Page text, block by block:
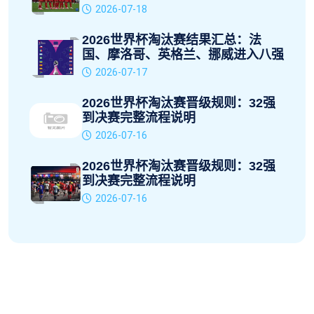
2026-07-18
2026世界杯淘汰赛结果汇总：法
国、摩洛哥、英格兰、挪威进入八强
2026-07-17
2026世界杯淘汰赛晋级规则：32强
到决赛完整流程说明
2026-07-16
2026世界杯淘汰赛晋级规则：32强
到决赛完整流程说明
2026-07-16